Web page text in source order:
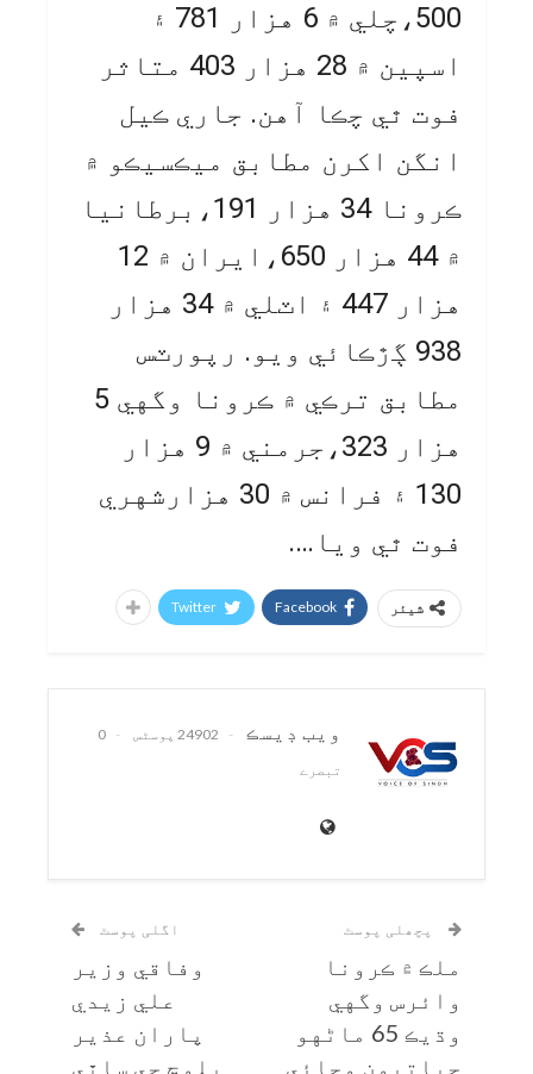
500،چلي ۾ 6 هزار 781 ۽
اسپين ۾ 28 هزار 403 متاثر
فوت ٿي چڪا آهن. جاري ڪيل
انگن اکرن مطابق ميڪسيڪو ۾
ڪرونا 34 هزار 191،برطانيا
۾ 44 هزار 650،ايران ۾ 12
هزار 447 ۽ اٽلي ۾ 34 هزار
938 ڳڙڪائي ويو. رپورٽس
مطابق ترڪي ۾ ڪرونا وگهي 5
هزار 323،جرمني ۾ 9 هزار
130 ۽ فرانس ۾ 30 هزارشهري
فوت ٿي ويا….
شیئر Facebook
Twitter
ويب ڊيسڪ 24902 پوسٹس
0
تبصرے
پچھلی پوسٹ
ملڪ ۾ ڪرونا
وائرس وگهي
وڌيڪ 65 ماڻهو
حياتيون وڃائي
اگلی پوسٹ
وفاقي وزير
علي زيدي
پاران عذير
بلوچ جي ساٿي